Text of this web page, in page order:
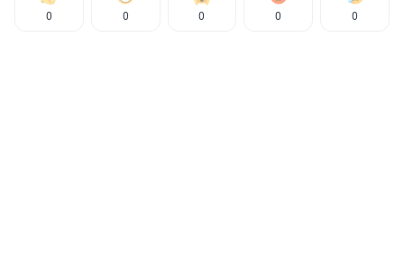
0 0 0 0 0